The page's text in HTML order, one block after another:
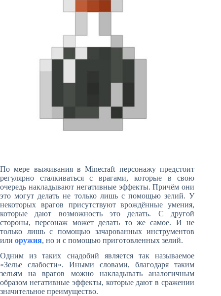
По мере выживания в Minecraft персонажу предстоит
регулярно сталкиваться с врагами, которые в свою
очередь накладывают негативные эффекты. Причём они
это могут делать не только лишь с помощью зелий. У
некоторых врагов присутствуют врождённые умения,
которые дают возможность это делать. С другой
стороны, персонаж может делать то же самое. И не
только лишь с помощью зачарованных инструментов
или оружия, но и с помощью приготовленных зелий.
Одним из таких снадобий является так называемое
«Зелье слабости». Иными словами, благодаря таким
зельям на врагов можно накладывать аналогичным
образом негативные эффекты, которые дают в сражении
значительное преимущество.